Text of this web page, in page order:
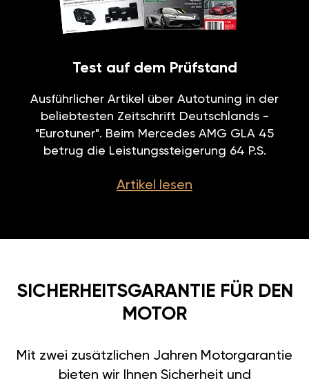
Test auf dem Prüfstand
Ausführlicher Artikel über Autotuning in der
beliebtesten Zeitschrift Deutschlands -
"Eurotuner". Beim Mercedes AMG GLA 45
betrug die Leistungssteigerung 64 P.S.
Artikel lesen
SICHERHEITSGARANTIE FÜR DEN
MOTOR
Mit zwei zusätzlichen Jahren Motorgarantie
bieten wir Ihnen Sicherheit und